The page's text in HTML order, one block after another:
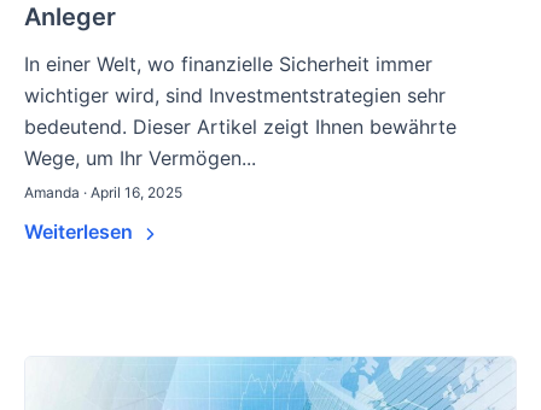
Anleger
In einer Welt, wo finanzielle Sicherheit immer
wichtiger wird, sind Investmentstrategien sehr
bedeutend. Dieser Artikel zeigt Ihnen bewährte
Wege, um Ihr Vermögen...
Amanda · April 16, 2025
Weiterlesen